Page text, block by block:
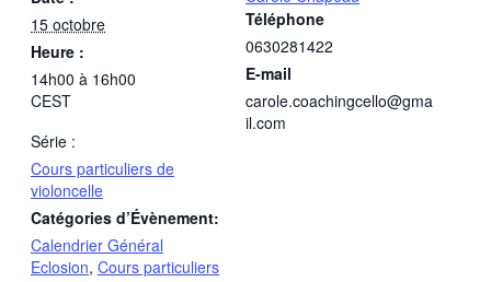
15 octobre
Heure :
14h00 à 16h00
CEST
Série :
Cours particuliers de
violoncelle
Catégories d’Évènement:
Calendrier Général
Eclosion, Cours particuliers
Téléphone
0630281422
E-mail
carole.coachingcello@gma
il.com